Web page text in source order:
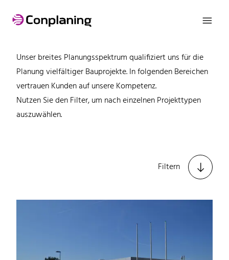

Referenzen
Unser breites Planungsspektrum qualifiziert uns für die
Planung vielfältiger Bauprojekte. In folgenden Bereichen
vertrauen Kunden auf unsere Kompetenz.
Nutzen Sie den Filter, um nach einzelnen Projekttypen
auszuwählen.
Filtern 